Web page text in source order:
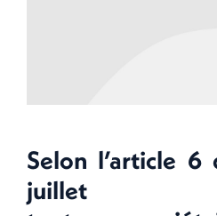
Selon l’article
juillet